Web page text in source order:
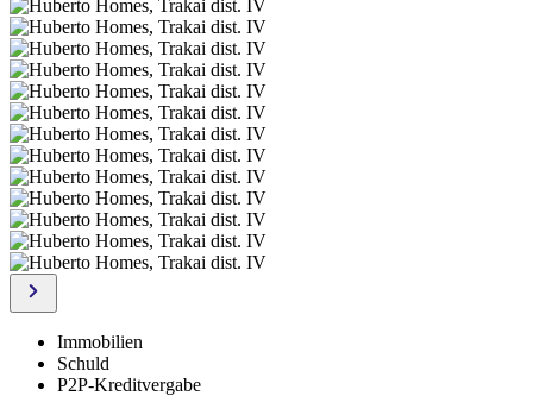
Immobilien
Schuld
P2P-Kreditvergabe